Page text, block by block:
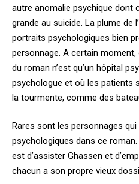
autre anomalie psychique dont
grande au suicide. La plume de
portraits psychologiques bien
personnage. A certain moment,
du roman n’est qu’un hôpital
psychologue et où les patients
la tourmente, comme des
Rares sont les personnages
psychologiques dans ce
est d’assister Ghassen et
chacun a son propre vieux